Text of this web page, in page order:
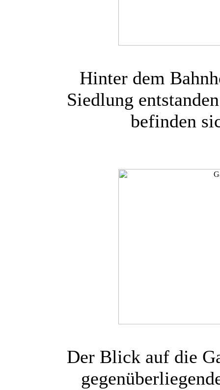
Hinter dem
Siedlung
befinden
Der Blick auf die